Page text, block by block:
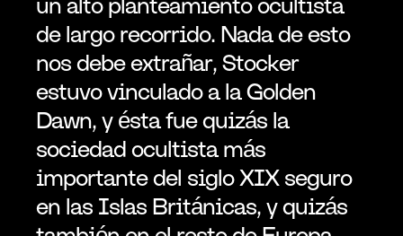
de largo recorrido. Nada de esto
nos debe extrañar, Stocker
estuvo vinculado a la Golden
Dawn, y ésta fue quizás la
sociedad ocultista más
importante del siglo XIX seguro
en las Islas Británicas, y quizás